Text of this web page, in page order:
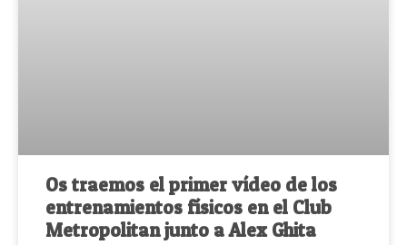
Os traemos el primer vídeo de los
entrenamientos físicos en el Club
Metropolitan junto a Alex Ghita